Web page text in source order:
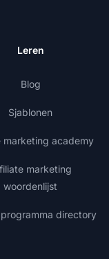
Leren
Blog
Sjablonen
marketing academy
marketing
woordenlijst
directory